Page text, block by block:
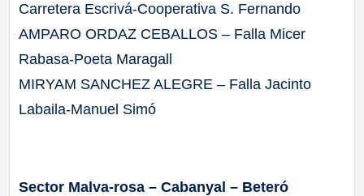
Carretera Escrivá-Cooperativa S. Fernando
AMPARO ORDAZ CEBALLOS – Falla Micer
Rabasa-Poeta Maragall
MIRYAM SANCHEZ ALEGRE – Falla Jacinto
Labaila-Manuel Simó
Sector Malva-rosa – Cabanyal – Beteró